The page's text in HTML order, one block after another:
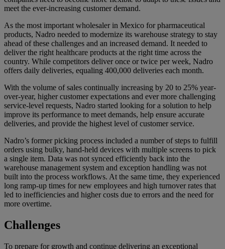
meet the ever-increasing customer demand.
As the most important wholesaler in Mexico for pharmaceutical
products, Nadro needed to modernize its warehouse strategy to stay
ahead of these challenges and an increased demand. It needed to
deliver the right healthcare products at the right time across the
country. While competitors deliver once or twice per week, Nadro
offers daily deliveries, equaling 400,000 deliveries each month.
With the volume of sales continually increasing by 20 to 25% year-
over-year, higher customer expectations and ever more challenging
service-level requests, Nadro started looking for a solution to help
improve its performance to meet demands, help ensure accurate
deliveries, and provide the highest level of customer service.
​Nadro’s former picking process included a number of steps to fulfill
orders using bulky, hand-held devices with multiple screens to pick
a single item. Data was not synced efficiently back into the
warehouse management system and exception handling was not
built into the process workflows. At the same time, they experienced
long ramp-up times for new employees and high turnover rates that
led to inefficiencies and higher costs due to errors and the need for
more overtime.
Challenges
To prepare for growth and continue delivering an exceptional